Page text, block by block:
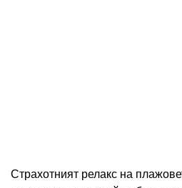
Страхотният релакс на